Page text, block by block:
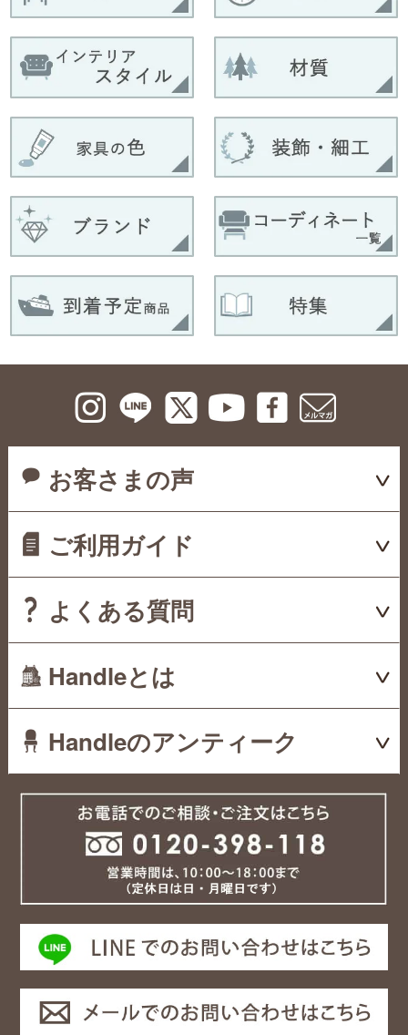
お客さまの声
ご利用ガイド
よくある質問
Handleとは
Handleのアンティーク